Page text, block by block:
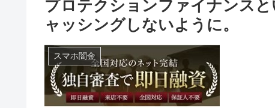
プロテクションファイナンス
ャッシングしないように。
スマホ闇金